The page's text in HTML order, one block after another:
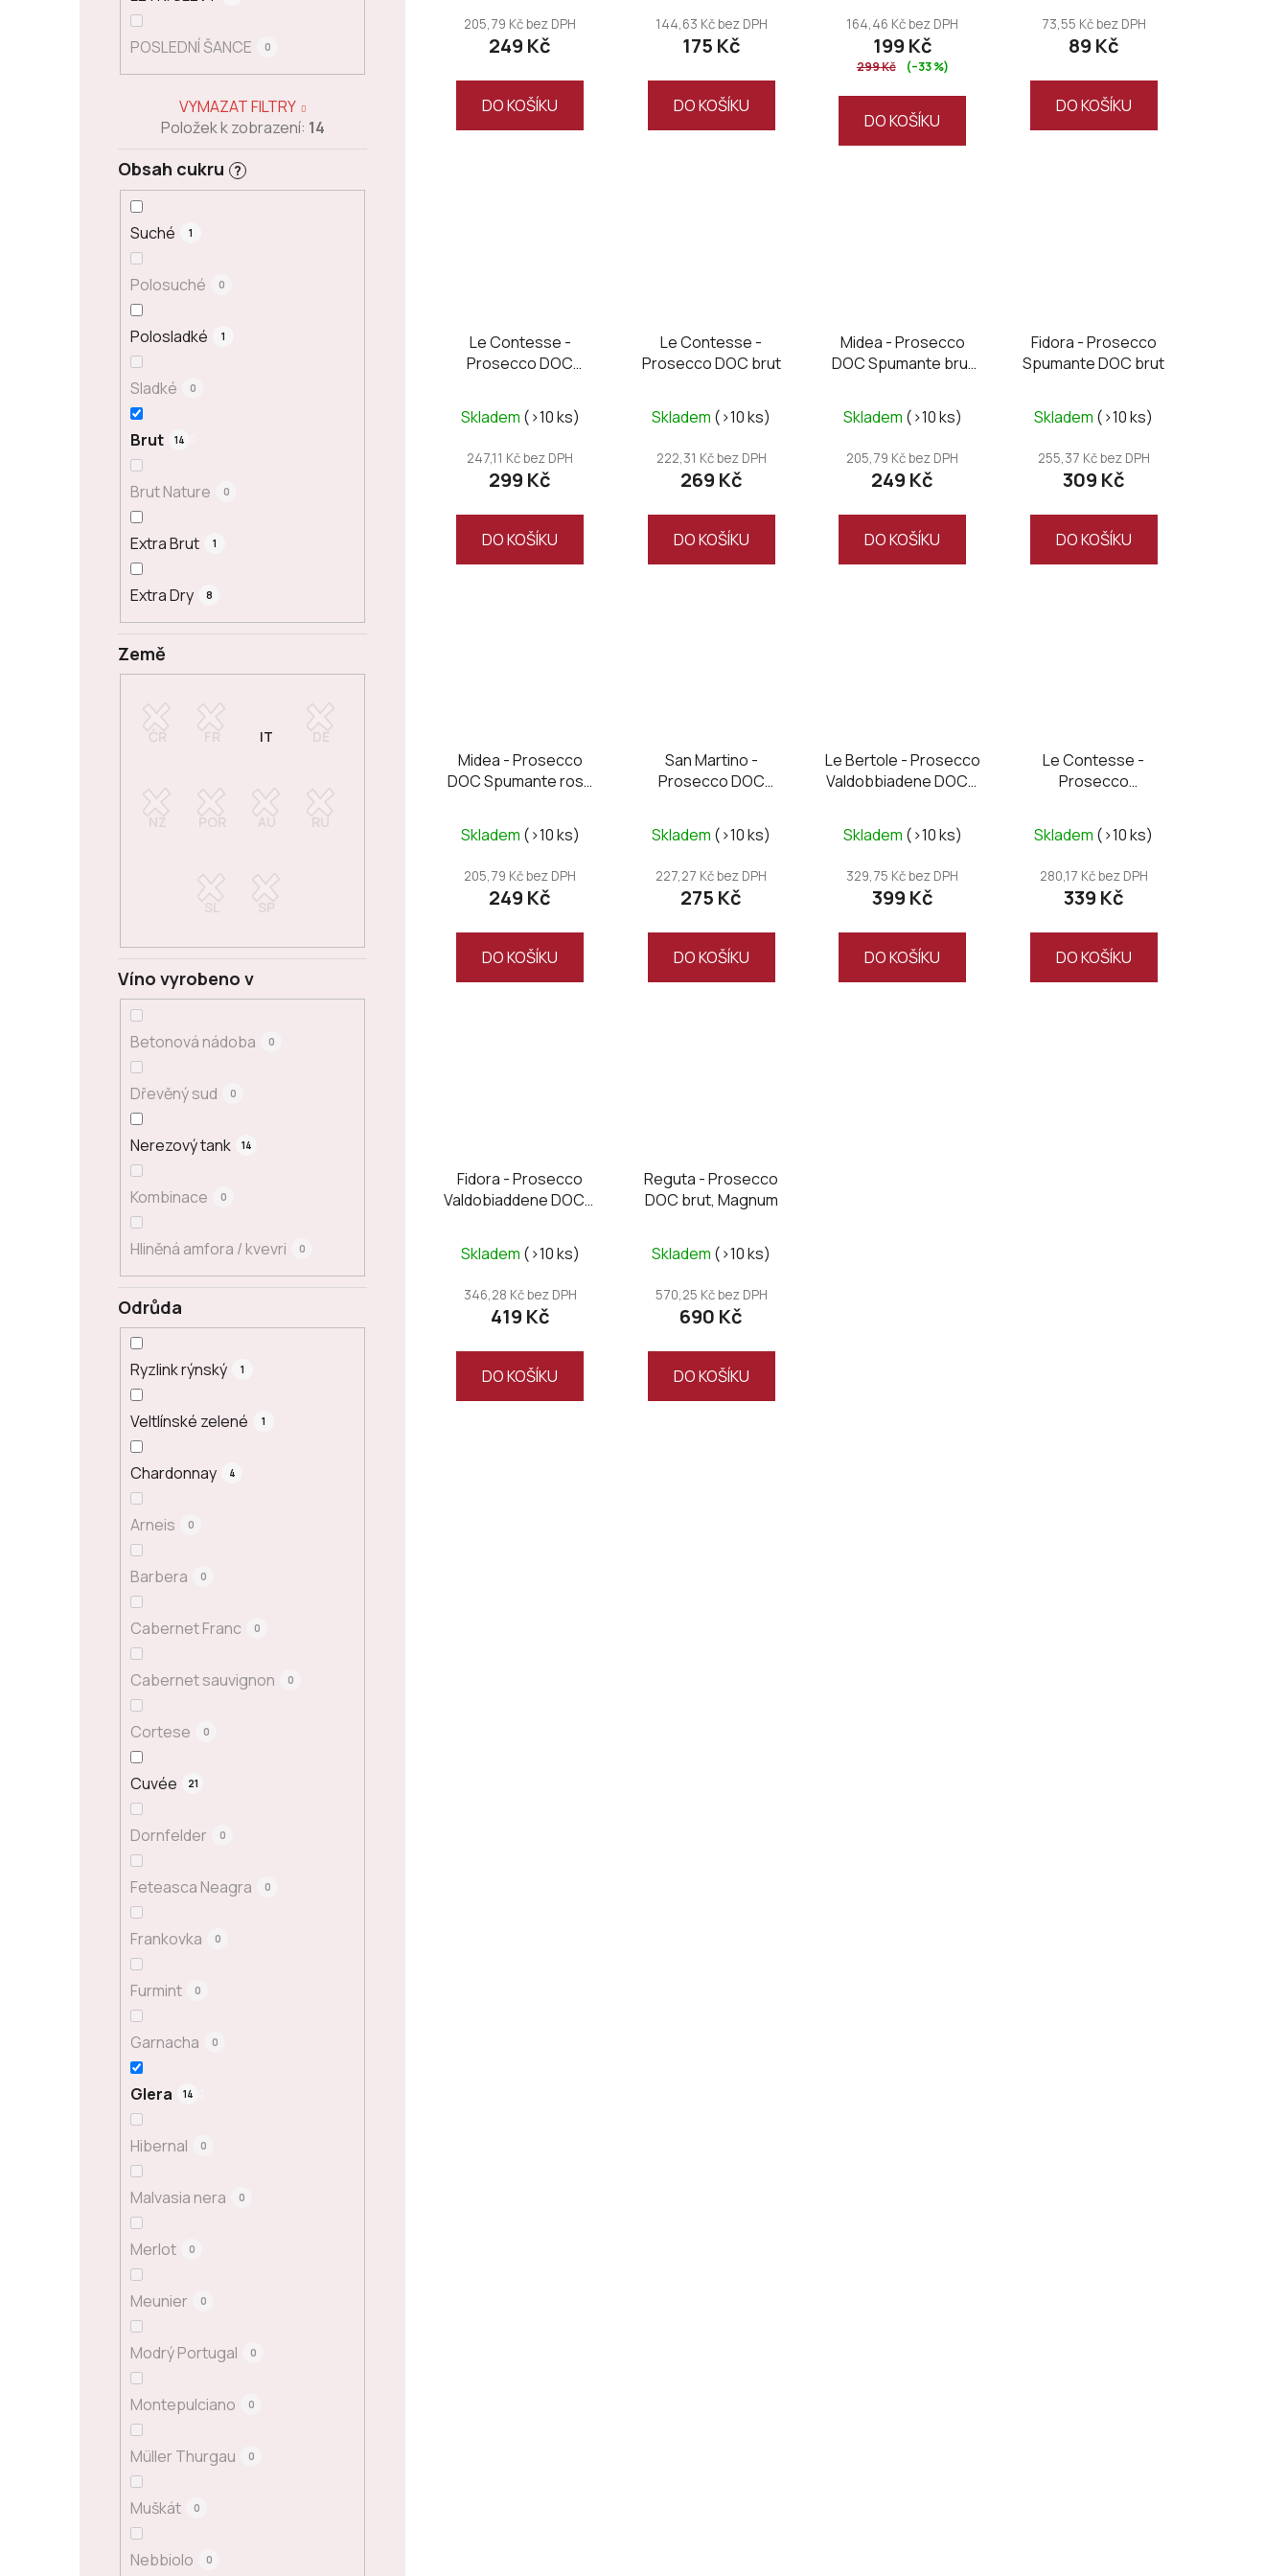
POSLEDNÍ ŠANCE 0
Odrůda
Ryzlink rýnský 1
Veltlínské zelené 1
Chardonnay 4
Arneis 0
Barbera 0
Cabernet Franc 0
Cabernet sauvignon 0
Cortese 0
Cuvée 21
Dornfelder 0
Feteasca Neagra 0
Frankovka 0
Furmint 0
Garnacha 0
Glera 14
Hibernal 0
Malvasia nera 0
Merlot 0
Meunier 0
Modrý Portugal 0
Montepulciano 0
Müller Thurgau 0
Muškát 0
Nebbiolo 0
Země
Obsah cukru ?
Suché 1
Polosuché 0
Polosladké 1
Sladké 0
Brut 14
Brut Nature 0
Extra Brut 1
Extra Dry 8
Víno vyrobeno v
Betonová nádoba 0
Dřevěný sud 0
Nerezový tank 14
Kombinace 0
Hliněná amfora / kvevri 0
VYMAZAT FILTRY
Položek k zobrazení: 14
produktu
je
z
205,79 Kč bez DPH
249 Kč
DO KOŠÍKU
144,63 Kč bez DPH
175 Kč
DO KOŠÍKU
164,46 Kč bez DPH
199 Kč
299 Kč (–33 %)
DO KOŠÍKU
73,55 Kč bez DPH
89 Kč
DO KOŠÍKU
Le Contesse -
Prosecco DOC
Skladem (>10 ks)
247,11 Kč bez DPH
299 Kč
DO KOŠÍKU
Le Contesse -
Prosecco DOC brut
Skladem (>10 ks)
222,31 Kč bez DPH
269 Kč
DO KOŠÍKU
Midea - Prosecco
DOC Spumante brut
Skladem (>10 ks)
205,79 Kč bez DPH
249 Kč
DO KOŠÍKU
Fidora - Prosecco
Spumante DOC brut
Skladem (>10 ks)
255,37 Kč bez DPH
309 Kč
DO KOŠÍKU
Midea - Prosecco
DOC Spumante rosé
Skladem (>10 ks)
205,79 Kč bez DPH
249 Kč
DO KOŠÍKU
San Martino -
Prosecco DOC
brut
Skladem (>10 ks)
227,27 Kč bez DPH
275 Kč
DO KOŠÍKU
Le Bertole - Prosecco
Valdobbiadene DOCG
Skladem (>10 ks)
329,75 Kč bez DPH
399 Kč
DO KOŠÍKU
Le Contesse -
Prosecco
Brut
Skladem (>10 ks)
280,17 Kč bez DPH
339 Kč
DO KOŠÍKU
Fidora - Prosecco
Valdobiaddene DOCG
Skladem (>10 ks)
346,28 Kč bez DPH
419 Kč
DO KOŠÍKU
Reguta - Prosecco
DOC brut, Magnum
Skladem (>10 ks)
570,25 Kč bez DPH
690 Kč
DO KOŠÍKU